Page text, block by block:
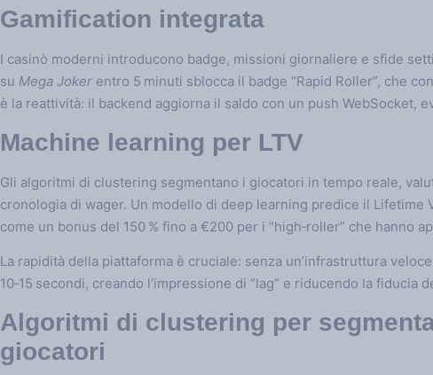
Gamification integrata
I casinò moderni introducono badge, missioni giornaliere e sfide
su Mega Joker entro 5 minuti sblocca il badge “Rapid Roller”, che
è la reattività: il backend aggiorna il saldo con un push WebSocket,
Machine learning per LTV
Gli algoritmi di clustering segmentano i giocatori in tempo reale,
cronologia di wager. Un modello di deep learning predice il Lifetime
come un bonus del 150 % fino a €200 per i “high‑roller” che hanno
La rapidità della piattaforma è cruciale: senza un’infrastruttura
10‑15 secondi, creando l’impressione di “lag” e riducendo la fiducia
Algoritmi di clustering per
giocatori